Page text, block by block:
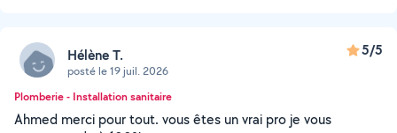
Hélène T.
posté le 19 juil. 2026
5/5
Plomberie - Installation sanitaire
Ahmed merci pour tout. vous êtes un vrai pro je vous